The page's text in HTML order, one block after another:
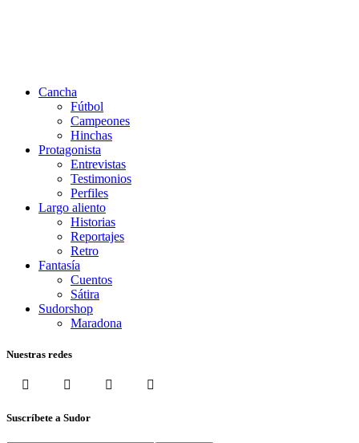
Cancha
Fútbol
Campeones
Hinchas
Protagonista
Entrevistas
Testimonios
Perfiles
Largo aliento
Historias
Reportajes
Retro
Fantasía
Cuentos
Sátira
Sudorshop
Maradona
Nuestras redes
Suscríbete a Sudor